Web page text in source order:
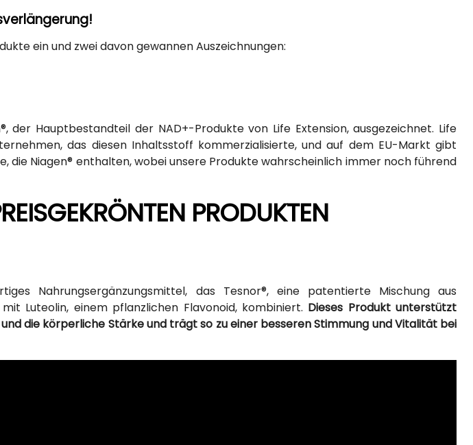
ein und zwei davon gewannen Auszeichnungen:
der Hauptbestandteil der NAD+-Produkte von Life Extension, ausgezeichnet. Life
das diesen Inhaltsstoff kommerzialisierte, und auf dem EU-Markt gibt
die Niagen® enthalten, wobei unsere Produkte wahrscheinlich immer noch führend
PRODUKTEN
Nahrungsergänzungsmittel, das Tesnor®, eine patentierte Mischung aus
Luteolin, einem pflanzlichen Flavonoid, kombiniert. Dieses Produkt unterstützt
die körperliche Stärke und trägt so zu einer besseren Stimmung und Vitalität bei